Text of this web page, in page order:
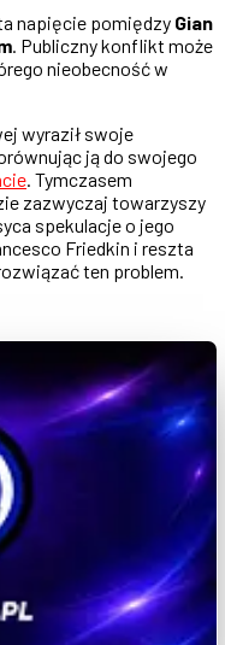
napięcie pomiędzy Gian
. Publiczny konflikt może
nieobecność w
wyraził swoje
ją do swojego
. Tymczasem
zazwyczaj towarzyszy
spekulacje o jego
Friedkin i reszta
ten problem.